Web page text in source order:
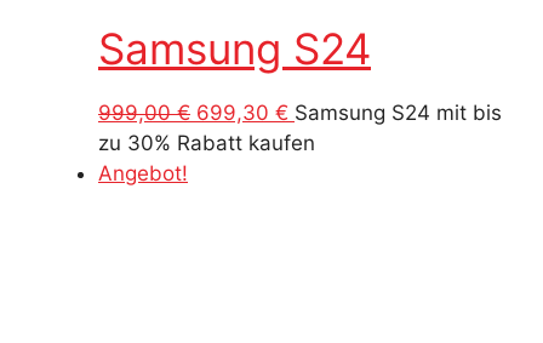
Samsung S24
999,00€ Ursprünglicher
Preis
699,30 € Aktueller
Preis
Samsung S24 mit bis
zu 30% Rabatt kaufen
Angebot!